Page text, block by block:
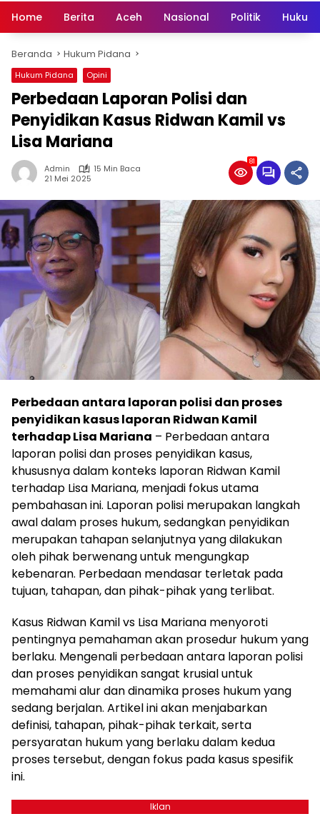
Home Berita Aceh Nasional Politik
Beranda Hukum Pidana
Hukum Pidana Opini
Perbedaan Laporan Polisi dan
Penyidikan Kasus Ridwan Kamil vs
Lisa Mariana
Admin
15 Min Baca
21 Mei 2025
81
Perbedaan antara laporan polisi dan proses
penyidikan kasus laporan Ridwan Kamil
terhadap Lisa Mariana – Perbedaan antara
laporan polisi dan proses penyidikan kasus,
khususnya dalam konteks laporan Ridwan Kamil
terhadap Lisa Mariana, menjadi fokus utama
pembahasan ini. Laporan polisi merupakan langkah
awal dalam proses hukum, sedangkan penyidikan
merupakan tahapan selanjutnya yang dilakukan
oleh pihak berwenang untuk mengungkap
kebenaran. Perbedaan mendasar terletak pada
tujuan, tahapan, dan pihak-pihak yang terlibat.
Kasus Ridwan Kamil vs Lisa Mariana menyoroti
pentingnya pemahaman akan prosedur hukum yang
berlaku. Mengenali perbedaan antara laporan polisi
dan proses penyidikan sangat krusial untuk
memahami alur dan dinamika proses hukum yang
sedang berjalan. Artikel ini akan menjabarkan
definisi, tahapan, pihak-pihak terkait, serta
persyaratan hukum yang berlaku dalam kedua
proses tersebut, dengan fokus pada kasus spesifik
ini.
Iklan